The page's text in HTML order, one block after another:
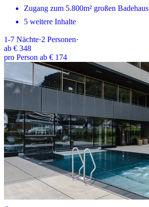
Zugang zum 5.800m² großen Badehaus
5 weitere Inhalte
1-7 Nächte·2 Personen·
ab € 348
pro Person ab € 174